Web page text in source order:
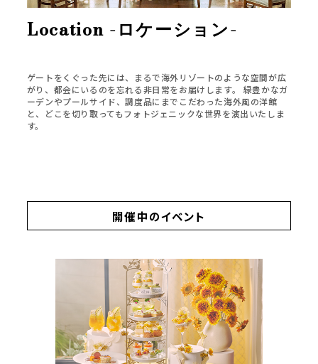
Location -ロケーション-
ゲートをくぐった先には、まるで海外リゾートのような空間が広
がり、都会にいるのを忘れる非日常をお届けします。 緑豊かなガ
ーデンやプールサイド、調度品にまでこだわった海外風の洋館
と、どこを切り取ってもフォトジェニックな世界を演出いたしま
す。
開催中のイベント